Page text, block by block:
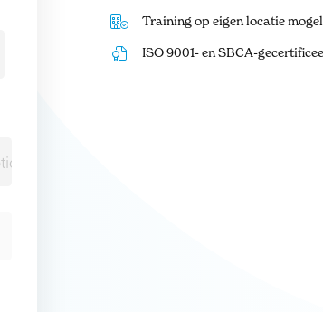
Training op eigen locatie
ISO 9001- en SBCA-